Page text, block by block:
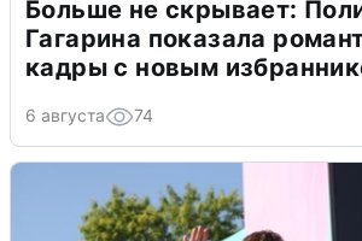
Больше не скрывает:
Гагарина показала
кадры с новым
6 августа 74